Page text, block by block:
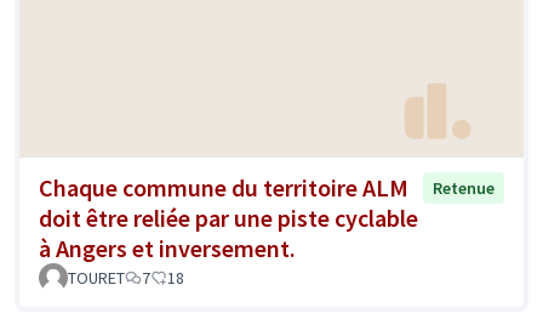
Chaque commune du territoire ALM
doit être reliée par une piste cyclable
à Angers et inversement.
Retenue
TOURET 7 18